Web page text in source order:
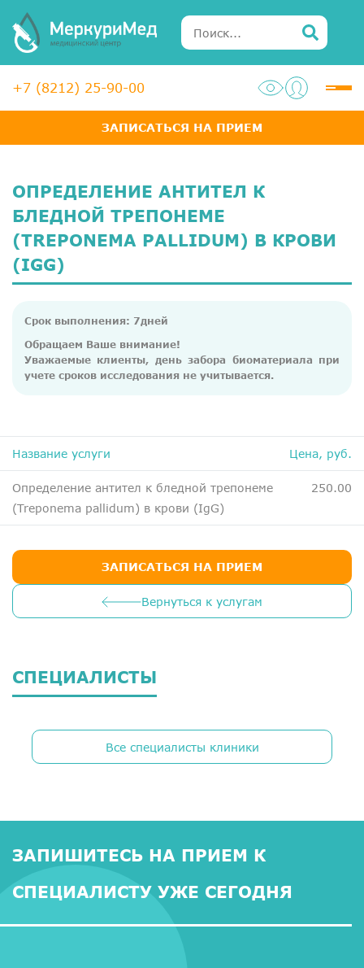
+7 (8212) 25-90-00
ЗАПИСАТЬСЯ НА ПРИЕМ
Услуги
ЛОР-центр
Главная
Справка для налоговой
ОПРЕДЕЛЕНИЕ АНТИТЕЛ К
БЛЕДНОЙ ТРЕПОНЕМЕ
(TREPONEMA PALLIDUM) В КРОВИ
(IGG)
Срок выполнения: 7дней
Обращаем Ваше внимание!
Уважаемые клиенты, день забора биоматериала при
учете сроков исследования не учитывается.
Название услуги Цена, руб.
Определение антител к бледной трепонеме
(Treponema pallidum) в крови (IgG)
250.00
Вернуться к услугам
ЗАПИСАТЬСЯ НА ПРИЕМ
СПЕЦИАЛИСТЫ
Все специалисты клиники
ЗАПИШИТЕСЬ НА ПРИЕМ К
СПЕЦИАЛИСТУ УЖЕ СЕГОДНЯ